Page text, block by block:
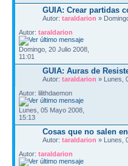
GUIA: Crear partidas
Autor: taraldarion »
Autor: taraldarion
Domingo, 20 Julio 2008,
11:01
GUIA: Auras de
Autor: taraldarion » Lunes,
Autor: lilithdaemon
Lunes, 05 Mayo 2008,
15:13
Cosas que no salen
Autor: taraldarion » Lunes,
Autor: taraldarion